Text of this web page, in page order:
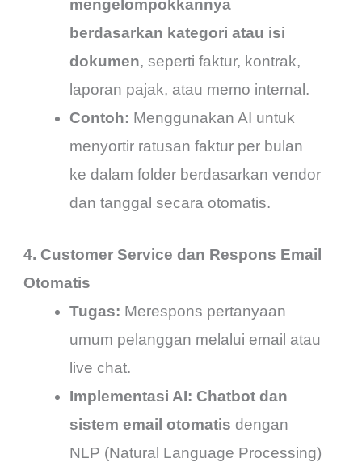
mengelompokkannya
berdasarkan kategori atau isi
dokumen, seperti faktur, kontrak,
laporan pajak, atau memo internal.
Contoh: Menggunakan AI untuk
menyortir ratusan faktur per bulan
ke dalam folder berdasarkan vendor
dan tanggal secara otomatis.
4. Customer Service dan Respons Email
Otomatis
Tugas: Merespons pertanyaan
umum pelanggan melalui email atau
live chat.
Implementasi AI: Chatbot dan
sistem email otomatis dengan
NLP (Natural Language Processing)